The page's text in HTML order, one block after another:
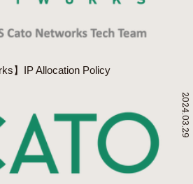
】IP Allocation Policy
2024.03.29